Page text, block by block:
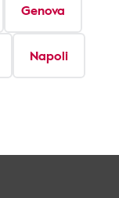
Genova
Napoli